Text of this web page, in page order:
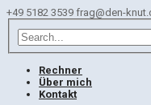
+49 5182 3539 frag@den-
Rechner
Über mich
Kontakt